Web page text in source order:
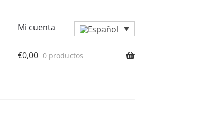
Mi cuenta
€0,00 0 productos